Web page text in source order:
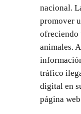
nacional.
promover
ofreciendo
animales.
tráfico
digital en
página